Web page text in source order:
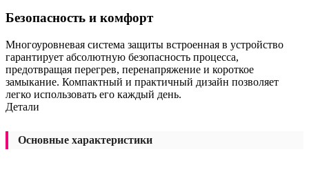
Безопасность и комфорт
Многоуровневая система защиты встроенная в устройство
гарантирует абсолютную безопасность процесса,
предотвращая перегрев, перенапряжение и короткое
замыкание. Компактный и практичный дизайн позволяет
легко использовать его каждый день.
Детали
Основные характеристики